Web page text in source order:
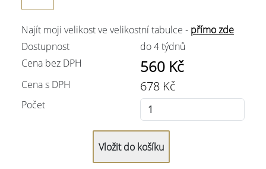
Najít moji velikost ve velikostní tabulce - přímo zde
Dostupnost
do 4 týdnů
Cena bez DPH
560 Kč
Cena s DPH 678 Kč
Počet